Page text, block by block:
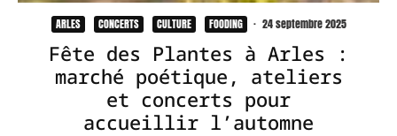
ARLES CONCERTS CULTURE FOODING · 24 septembre 2025
Fête des Plantes à Arles :
marché poétique, ateliers
et concerts pour
accueillir l’automne